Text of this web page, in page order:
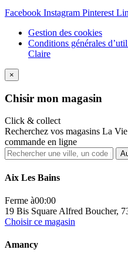
Facebook Instagram Pinterest
Gestion des cookies
Conditions générales
Claire
×
Chisir mon magasin
Click & collect
Recherchez vos magasins La
commande en ligne
Aix Les Bains
Ferme à00:00
19 Bis Square Alfred Boucher,
Choisir ce magasin
Amancy